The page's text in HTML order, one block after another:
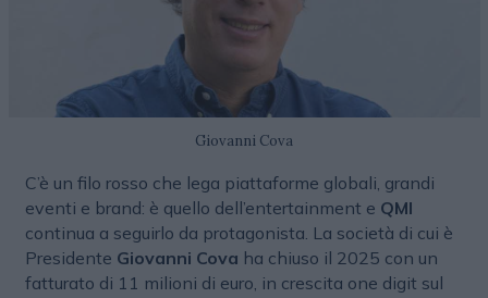
Giovanni Cova
C’è un filo rosso che lega piattaforme globali, grandi
eventi e brand: è quello dell’entertainment e QMI
continua a seguirlo da protagonista. La società di cui è
Presidente Giovanni Cova ha chiuso il 2025 con un
fatturato di 11 milioni di euro, in crescita one digit sul